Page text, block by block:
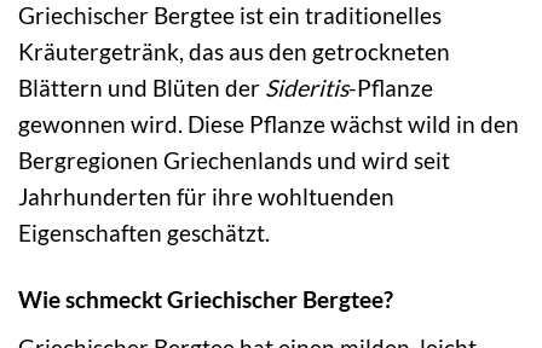
Griechischer Bergtee ist ein traditionelles
Kräutergetränk, das aus den getrockneten
Blättern und Blüten der Sideritis-Pflanze
gewonnen wird. Diese Pflanze wächst wild in den
Bergregionen Griechenlands und wird seit
Jahrhunderten für ihre wohltuenden
Eigenschaften geschätzt.
Wie schmeckt Griechischer Bergtee?